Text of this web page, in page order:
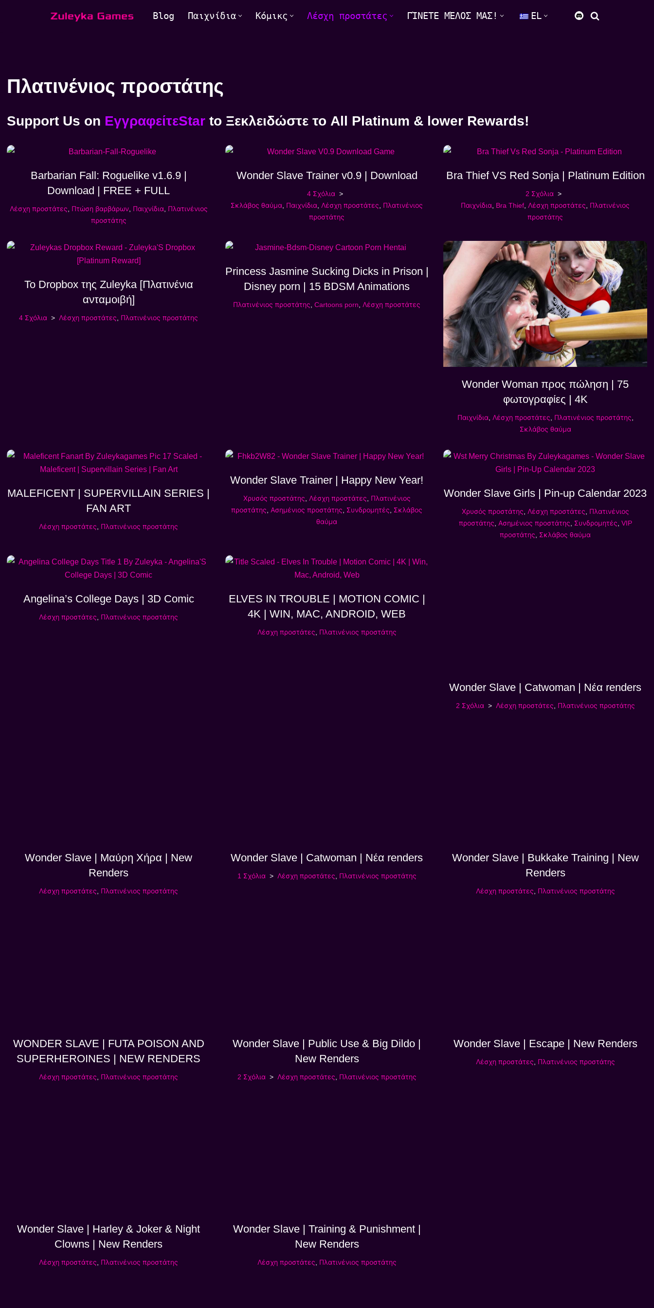
Blog Παιχνίδια Κόμικς Λέσχη προστάτες ΓΊΝΕΤΕ ΜΈΛΟΣ ΜΑΣ! EL
Πλατινένιος προστάτης
Support Us on ΕγγραφείτεStarto Ξεκλειδώστε το All Platinum & lower Rewards!
Barbarian Fall: Roguelike v1.6.9 |
Download | FREE + FULL
Λέσχη προστάτες Πτώση βαρβάρων, Παιχνίδια
Πλατινένιος
προστάτης
Wonder Slave Trainer v0.9 | Download
4 Σχόλια
Σκλάβος θαύμα
Παιχνίδια Λέσχη προστάτες
Πλατινένιος
προστάτης
Bra Thief VS Red Sonja | Platinum Edition
2 Σχόλια
Παιχνίδια
Bra Thief Λέσχη προστάτες
Πλατινένιος
προστάτης
Το Dropbox της Zuleyka [Πλατινένια
ανταμοιβή]
4 Σχόλια Λέσχη προστάτες Πλατινένιος προστάτης
Princess Jasmine Sucking Dicks in Prison |
Disney porn | 15 BDSM Animations
Πλατινένιος προστάτης ,Cartoons porn Λέσχη προστάτες
Wonder Woman προς πώληση | 75
φωτογραφίες | 4K
Παιχνίδια, Λέσχη προστάτες, Πλατινένιος προστάτης,
Σκλάβος θαύμα
MALEFICENT | SUPERVILLAIN SERIES |
FAN ART
Λέσχη προστάτες, Πλατινένιος προστάτης
Wonder Slave Trainer | Happy New Year!
Χρυσός προστάτης, Λέσχη προστάτες, Πλατινένιος
προστάτης,Ασημένιος προστάτης, Συνδρομητές, Σκλάβος
θαύμα
Wonder Slave Girls | Pin-up Calendar 2023
Χρυσός προστάτης, Λέσχη προστάτες, Πλατινένιος
προστάτης, Ασημένιος προστάτης, Συνδρομητές, VIP
προστάτης, Σκλάβος θαύμα
Angelina’s College Days | 3D Comic
Λέσχη προστάτες, Πλατινένιος προστάτης
ELVES IN TROUBLE | MOTION COMIC |
4K | WIN, MAC, ANDROID, WEB
Λέσχη προστάτες, Πλατινένιος προστάτης
Wonder Slave | Catwoman | Νέα renders
2 Σχόλια Λέσχη προστάτες Πλατινένιος προστάτης
Wonder Slave | Μαύρη Χήρα | New
Renders
Λέσχη προστάτες, Πλατινένιος προστάτης
Wonder Slave | Catwoman | Νέα renders
1 Σχόλια Λέσχη προστάτες, Πλατινένιος προστάτης
Wonder Slave | Bukkake Training | New
Renders
Λέσχη προστάτες, Πλατινένιος προστάτης
WONDER SLAVE | FUTA POISON AND
SUPERHEROINES | NEW RENDERS
Λέσχη προστάτες Πλατινένιος προστάτης
Wonder Slave | Public Use & Big Dildo |
New Renders
2 Σχόλια Λέσχη προστάτες Πλατινένιος προστάτης
Wonder Slave | Escape | New Renders
Λέσχη προστάτες Πλατινένιος προστάτης
Wonder Slave | Harley & Joker & Night
Clowns | New Renders
Λέσχη προστάτες, Πλατινένιος προστάτης
Wonder Slave | Training & Punishment |
New Renders
Λέσχη προστάτες, Πλατινένιος προστάτης